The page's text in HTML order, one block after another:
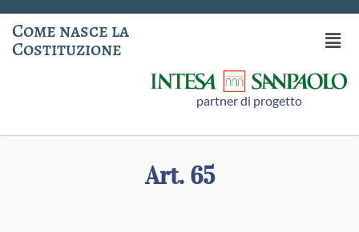
Come nasce la
Costituzione
partner di progetto
Art. 65